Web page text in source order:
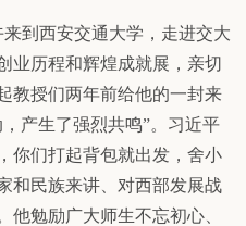
来到西安交通大学，走进交大
业历程和辉煌成就展，亲切
教授们两年前给他的一封来
产生了强烈共鸣”。习近平
你们打起背包就出发，舍小
和民族来讲、对西部发展战
他勉励广大师生不忘初心、